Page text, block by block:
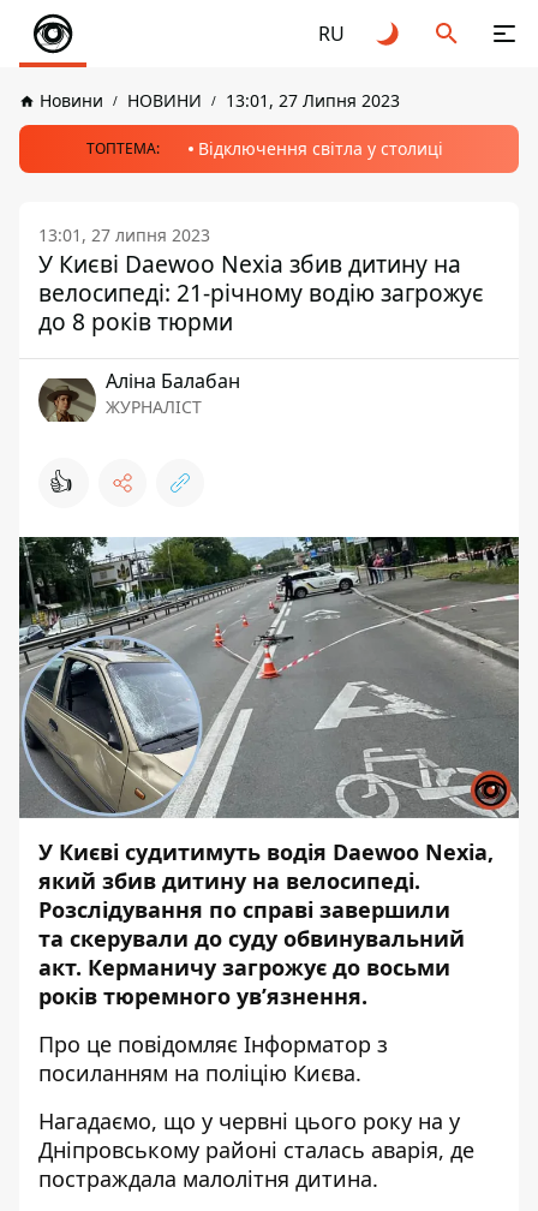
RU
Новини НОВИНИ 13:01, 27 Липня 2023
ТОПТЕМА: Відключення світла у столиці
13:01, 27 липня 2023
У Києві Daewoo Nexia збив дитину на
велосипеді: 21-річному водію загрожує
до 8 років тюрми
Аліна Балабан
ЖУРНАЛІСТ
👍
У Києві судитимуть водія Daewoo Nexia,
який збив дитину на велосипеді.
Розслідування по справі завершили
та скерували до суду обвинувальний
акт. Керманичу загрожує до восьми
років тюремного ув’язнення.
Про це повідомляє Інформатор з
посиланням на поліцію Києва.
Нагадаємо, що у червні цього року на у
Дніпровському районі сталась аварія, де
постраждала малолітня дитина.